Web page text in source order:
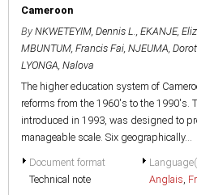
Cameroon
By NKWETEYIM, Dennis L., EKANJE,
MBUNTUM, Francis Fai, NJEUMA,
LYONGA, Nalova
The higher education system of
reforms from the 1960's to the 1990's.
introduced in 1993, was designed to
manageable scale. Six geographically...
Document format
Technical note
Anglais,